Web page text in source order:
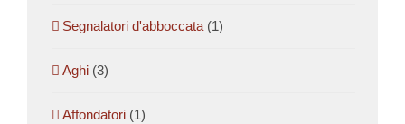
Segnalatori d'abboccata (1)
Aghi (3)
Affondatori (1)